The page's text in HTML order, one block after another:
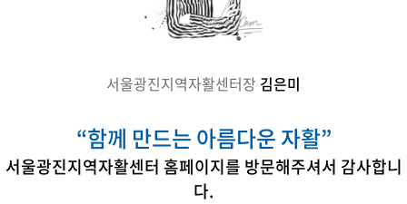
서울광진지역자활센터장 김은미
“함께 만드는 아름다운 자활”
서울광진지역자활센터 홈페이지를 방문해주셔서 감사합니
다.